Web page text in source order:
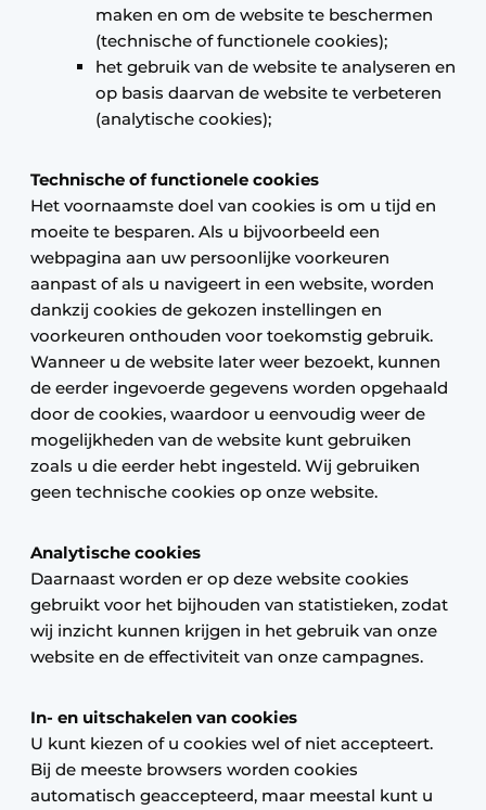
maken en om de website te beschermen
(technische of functionele cookies);
het gebruik van de website te analyseren en
op basis daarvan de website te verbeteren
(analytische cookies);
Technische of functionele cookies
Het voornaamste doel van cookies is om u tijd en
moeite te besparen. Als u bijvoorbeeld een
webpagina aan uw persoonlijke voorkeuren
aanpast of als u navigeert in een website, worden
dankzij cookies de gekozen instellingen en
voorkeuren onthouden voor toekomstig gebruik.
Wanneer u de website later weer bezoekt, kunnen
de eerder ingevoerde gegevens worden opgehaald
door de cookies, waardoor u eenvoudig weer de
mogelijkheden van de website kunt gebruiken
zoals u die eerder hebt ingesteld. Wij gebruiken
geen technische cookies op onze website.
Analytische cookies
Daarnaast worden er op deze website cookies
gebruikt voor het bijhouden van statistieken, zodat
wij inzicht kunnen krijgen in het gebruik van onze
website en de effectiviteit van onze campagnes.
In- en uitschakelen van cookies
U kunt kiezen of u cookies wel of niet accepteert.
Bij de meeste browsers worden cookies
automatisch geaccepteerd, maar meestal kunt u